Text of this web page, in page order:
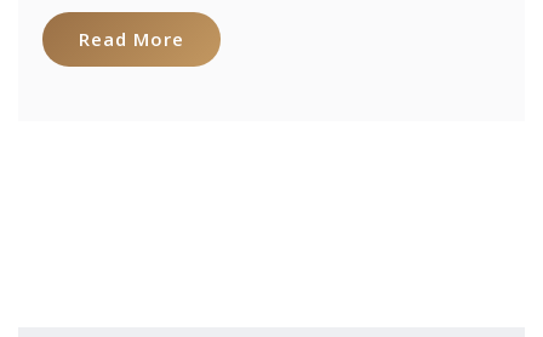
Read More